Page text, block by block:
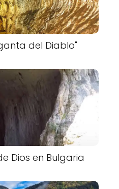
del Diablo"
Dios en Bulgaria